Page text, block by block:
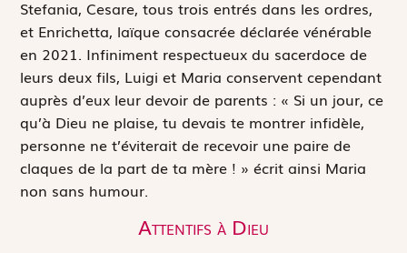
Stefania, Cesare, tous trois entrés dans les ordres,
et Enrichetta, laïque consacrée déclarée vénérable
en 2021. Infiniment respectueux du sacerdoce de
leurs deux fils, Luigi et Maria conservent cependant
auprès d’eux leur devoir de parents : « Si un jour, ce
qu’à Dieu ne plaise, tu devais te montrer infidèle,
personne ne t’éviterait de recevoir une paire de
claques de la part de ta mère ! » écrit ainsi Maria
non sans humour.
Attentifs à Dieu